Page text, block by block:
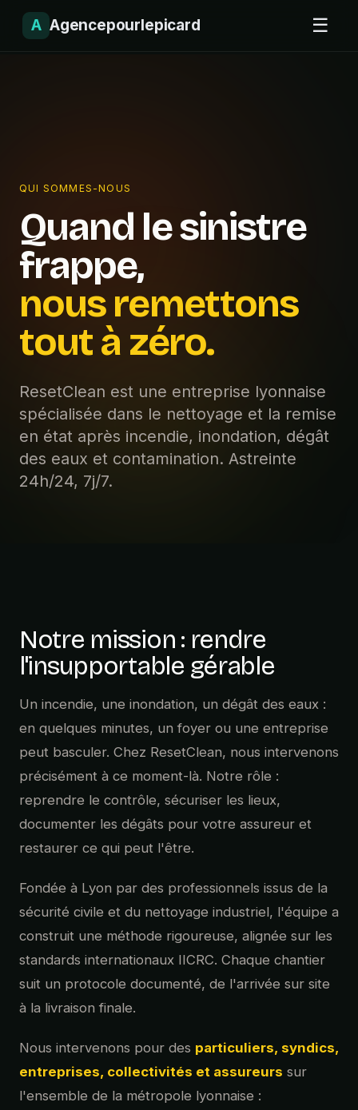
A Agencepourlepicard ☰
QUI SOMMES-NOUS
Quand le sinistre
frappe,
nous remettons
tout à zéro.
ResetClean est une entreprise lyonnaise
spécialisée dans le nettoyage et la remise
en état après incendie, inondation, dégât
des eaux et contamination. Astreinte
24h/24, 7j/7.
Notre mission : rendre
l'insupportable gérable
Un incendie, une inondation, un dégât des eaux :
en quelques minutes, un foyer ou une entreprise
peut basculer. Chez ResetClean, nous intervenons
précisément à ce moment-là. Notre rôle :
reprendre le contrôle, sécuriser les lieux,
documenter les dégâts pour votre assureur et
restaurer ce qui peut l'être.
Fondée à Lyon par des professionnels issus de la
sécurité civile et du nettoyage industriel, l'équipe a
construit une méthode rigoureuse, alignée sur les
standards internationaux IICRC. Chaque chantier
suit un protocole documenté, de l'arrivée sur site
à la livraison finale.
Nous intervenons pour des particuliers, syndics,
entreprises, collectivités et assureurs sur
l'ensemble de la métropole lyonnaise :